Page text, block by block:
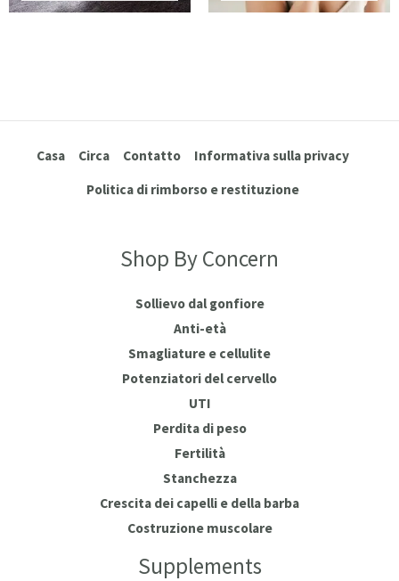
Casa Circa Contatto
Informativa sulla privacy
Politica di rimborso e restituzione
Shop By Concern
Sollievo dal gonfiore
Anti-età
Smagliature e cellulite
Potenziatori del cervello
UTI
Perdita di peso
Fertilità
Stanchezza
Crescita dei capelli e della barba
Costruzione muscolare
Supplements